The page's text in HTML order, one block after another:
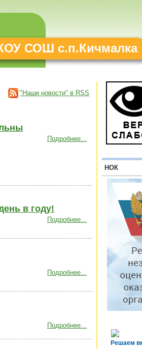
СОШ с.п.Кичмалка
"Наши новости" в RSS
Подробнее...
в году!
Подробнее...
Подробнее...
Подробнее...
НОК
Решаем